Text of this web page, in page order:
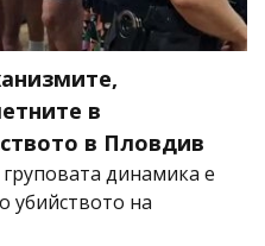
в
в Пловдив
динамика е
убийството на